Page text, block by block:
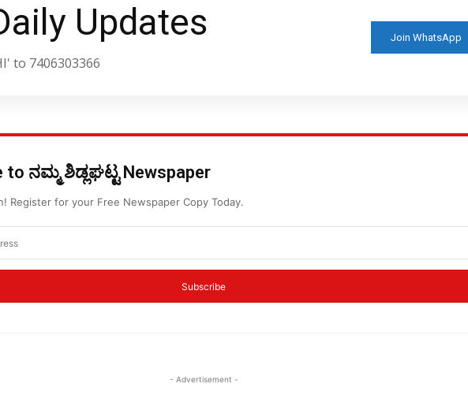
Updates
to 7406303366
Join WhatsApp
to ನಮ್ಮ ಶಿಡ್ಲಘಟ್ಟ Newspaper
Register for your Free Newspaper Copy Today.
Subscribe
- Advertisement -